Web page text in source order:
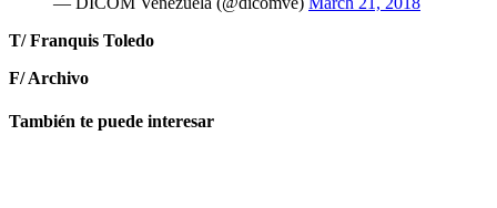
T/ Franquis Toledo
F/ Archivo
También te puede interesar